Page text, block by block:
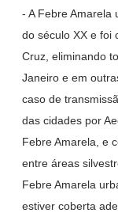
- A Febre Amarela
do século XX e foi
Cruz, eliminando
Janeiro e em
caso de
das cidades por
Febre Amarela, e
entre áreas
Febre Amarela
estiver coberta